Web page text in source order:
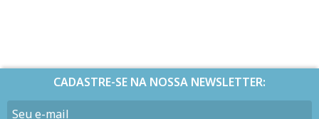
CADASTRE-SE NA NOSSA NEWSLETTER: